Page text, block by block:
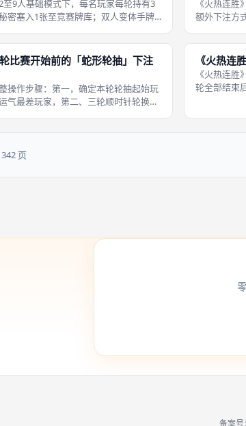
至9人基础模式下，每名玩家每轮持有3
密塞入1张至竞赛牌库；双人变体手牌4
数量。双人专属变体调整规则：双人对
4张手牌，
《火热连
额外下注方
全、风险双
完整运行
比赛开始前的「蛇形轮抽」下注
操作步骤：第一，确定本轮轮抽起始玩
气最差玩家，第二、三轮顺时针轮换下
《火热连
《火热连
轮全部结束
页
备案号：